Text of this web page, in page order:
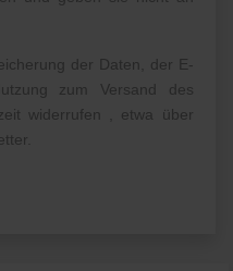
der Daten, der E-
zum Versand des
widerrufen , etwa über